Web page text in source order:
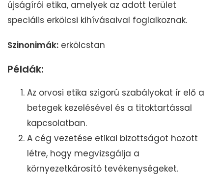
újságírói etika, amelyek az adott terület
speciális erkölcsi kihívásaival foglalkoznak.
Szinonimák: erkölcstan
Példák:
Az orvosi etika szigorú szabályokat ír elő a
betegek kezelésével és a titoktartással
kapcsolatban.
A cég vezetése etikai bizottságot hozott
létre, hogy megvizsgálja a
környezetkárosító tevékenységeket.